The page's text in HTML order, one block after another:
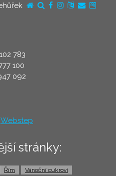
783
100
092
Webstep
stránky:
Řím Vánoční cukroví